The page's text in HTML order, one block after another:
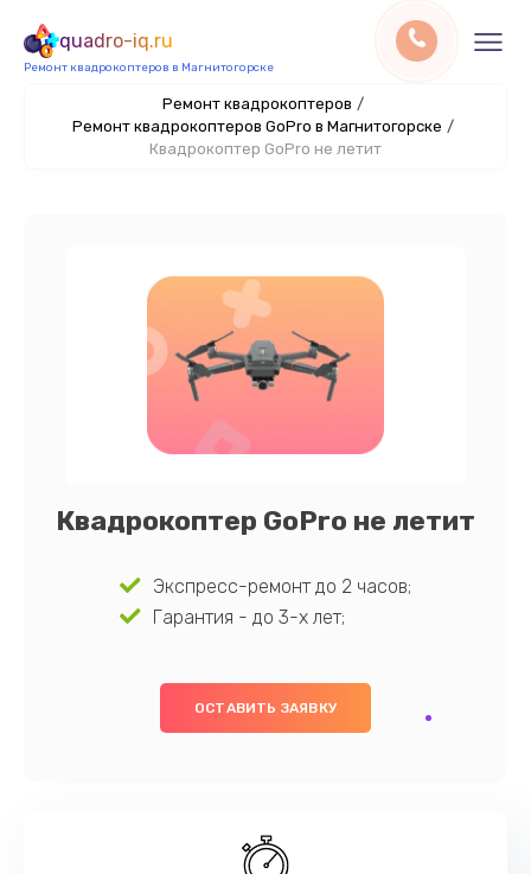
quadro-iq.ru
Ремонт квадрокоптеров в Магнитогорске
Ремонт квадрокоптеров /
Ремонт квадрокоптеров GoPro в Магнитогорске /
Квадрокоптер GoPro не летит
Квадрокоптер GoPro не летит
Экспресс-ремонт до 2 часов;
Гарантия - до 3-х лет;
ОСТАВИТЬ ЗАЯВКУ